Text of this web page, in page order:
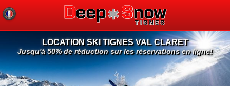
LOCATION SKI TIGNES VAL CLARET
Jusqu'à 50% de réduction sur les réservations en ligne!